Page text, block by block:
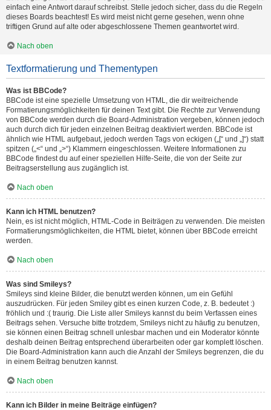
einfach eine Antwort darauf schreibst. Stelle jedoch sicher, dass du die Regeln
dieses Boards beachtest! Es wird meist nicht gerne gesehen, wenn ohne
triftigen Grund auf alte oder abgeschlossene Themen geantwortet wird.
Nach oben
Textformatierung und Thementypen
Was ist BBCode?
BBCode ist eine spezielle Umsetzung von HTML, die dir weitreichende
Formatierungsmöglichkeiten für deinen Text gibt. Die Rechte zur Verwendung
von BBCode werden durch die Board-Administration vergeben, können jedoch
auch durch dich für jeden einzelnen Beitrag deaktiviert werden. BBCode ist
ähnlich wie HTML aufgebaut, jedoch werden Tags von eckigen („[“ und „]“) statt
spitzen („<“ und „>“) Klammern eingeschlossen. Weitere Informationen zu
BBCode findest du auf einer speziellen Hilfe-Seite, die von der Seite zur
Beitragserstellung aus zugänglich ist.
Nach oben
Kann ich HTML benutzen?
Nein, es ist nicht möglich, HTML-Code in Beiträgen zu verwenden. Die meisten
Formatierungsmöglichkeiten, die HTML bietet, können über BBCode erreicht
werden.
Nach oben
Was sind Smileys?
Smileys sind kleine Bilder, die benutzt werden können, um ein Gefühl
auszudrücken. Für jeden Smiley gibt es einen kurzen Code, z. B. bedeutet :)
fröhlich und :( traurig. Die Liste aller Smileys kannst du beim Verfassen eines
Beitrags sehen. Versuche bitte trotzdem, Smileys nicht zu häufig zu benutzen,
sie können einen Beitrag schnell unlesbar machen und ein Moderator könnte
deshalb deinen Beitrag entsprechend überarbeiten oder gar komplett löschen.
Die Board-Administration kann auch die Anzahl der Smileys begrenzen, die du
in einem Beitrag benutzen kannst.
Nach oben
Kann ich Bilder in meine Beiträge einfügen?